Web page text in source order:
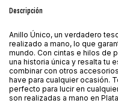
Descripción
Anillo Único, un verdadero
realizado a mano, lo que
mundo. Con cintas e hilos de
una historia única y resalta tu
combinar con otros
have para cualquier ocasión.
perfecto para lucir en
son realizadas a mano en